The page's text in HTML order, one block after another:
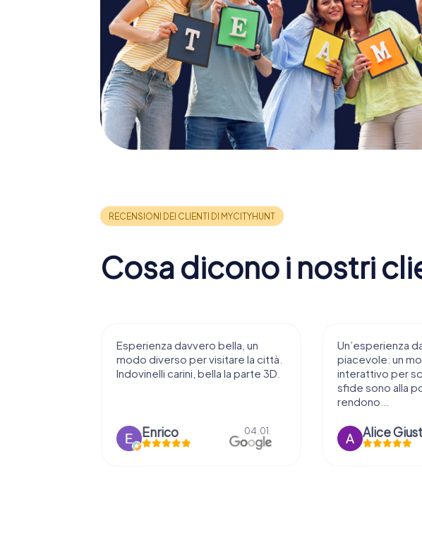
Cosa dicono i nostri
Esperienza davvero bella, un
modo diverso per visitare la città.
Indovinelli carini, bella la parte 3D.
Enrico 04.01.
Un’esperienza
piacevole: un
interattivo per
sfide sono alla
rendono...
Alice